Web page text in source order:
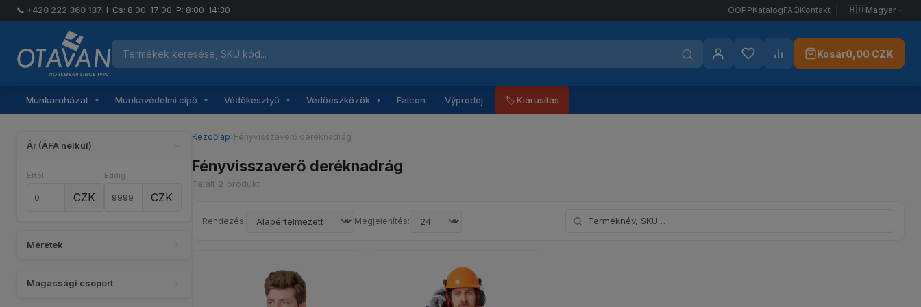
📞 +420 222 360 137H–Cs: 8:00–17:00, P: 8:00–14:30 OOPPKatalogFAQKontakt 🇭🇺Magyar
Otavan Workwear — vissza a főoldalra
Termékek keresése
Bejelentkezés
KedvencekÖsszehasonlítás
Kosár0,00 CZK
Munkaruházat ▾ Munkavédelmi cipő ▾ Védőkesztyű ▾ Védőeszközök ▾ Falcon Výprodej 🏷 Kiárusítás
Ár (ÁFA nélkül)
Ettől
CZK
Eddig
CZK
Méretek
Magassági csoport
Kezdőlap Fényvisszaverő deréknadrág
Fényvisszaverő deréknadrág
Talált 2 produkt
Rendezés: Megjelenítés: Keresés név vagy SKU szerint